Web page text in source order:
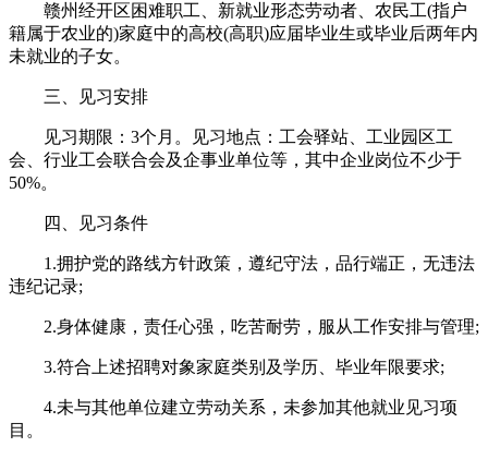
赣州经开区困难职工、新就业形态劳动者、农民工(指户
籍属于农业的)家庭中的高校(高职)应届毕业生或毕业后两年内
未就业的子女。
三、见习安排
见习期限：3个月。见习地点：工会驿站、工业园区工
会、行业工会联合会及企事业单位等，其中企业岗位不少于
50%。
四、见习条件
1.拥护党的路线方针政策，遵纪守法，品行端正，无违法
违纪记录;
2.身体健康，责任心强，吃苦耐劳，服从工作安排与管理;
3.符合上述招聘对象家庭类别及学历、毕业年限要求;
4.未与其他单位建立劳动关系，未参加其他就业见习项
目。